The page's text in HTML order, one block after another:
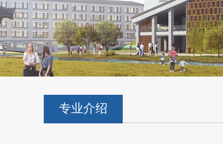
专业介绍